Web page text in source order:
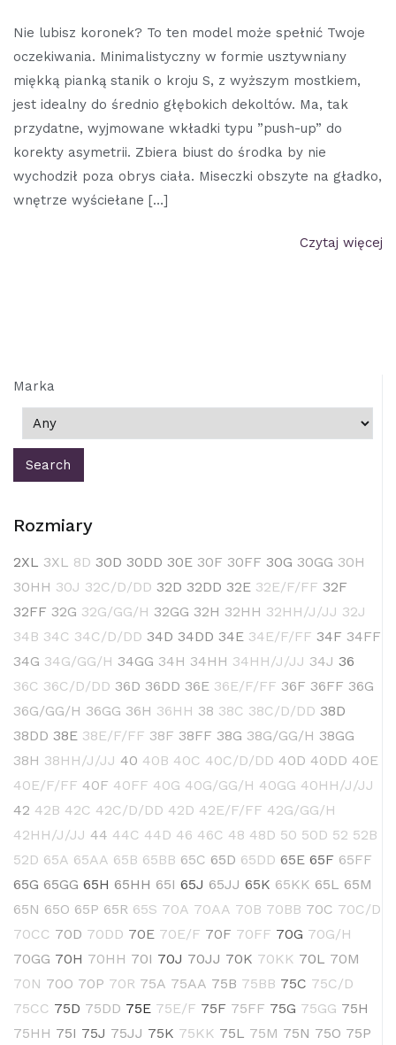
Nie lubisz koronek? To ten model może spełnić Twoje
oczekiwania. Minimalistyczny w formie usztywniany
miękką pianką stanik o kroju S, z wyższym mostkiem,
jest idealny do średnio głębokich dekoltów. Ma, tak
przydatne, wyjmowane wkładki typu ”push-up” do
korekty asymetrii. Zbiera biust do środka by nie
wychodził poza obrys ciała. Miseczki obszyte na gładko,
wnętrze wyściełane […]
Czytaj więcej
Marka
Rozmiary
2XL 3XL 8D 30D 30DD 30E 30F 30FF 30G 30GG 30H
30HH 30J 32C/D/DD 32D 32DD 32E 32E/F/FF 32F
32FF 32G 32G/GG/H 32GG 32H 32HH 32HH/J/JJ 32J
34B 34C 34C/D/DD 34D 34DD 34E 34E/F/FF 34F 34FF
34G 34G/GG/H 34GG 34H 34HH 34HH/J/JJ 34J 36
36C 36C/D/DD 36D 36DD 36E 36E/F/FF 36F 36FF 36G
36G/GG/H 36GG 36H 36HH 38 38C 38C/D/DD 38D
38DD 38E 38E/F/FF 38F 38FF 38G 38G/GG/H 38GG
38H 38HH/J/JJ 40 40B 40C 40C/D/DD 40D 40DD 40E
40E/F/FF 40F 40FF 40G 40G/GG/H 40GG 40HH/J/JJ
42 42B 42C 42C/D/DD 42D 42E/F/FF 42G/GG/H
42HH/J/JJ 44 44C 44D 46 46C 48 48D 50 50D 52 52B
52D 65A 65AA 65B 65BB 65C 65D 65DD 65E 65F 65FF
65G 65GG 65H 65HH 65I 65J 65JJ 65K 65KK 65L
65M
65N 65O 65P 65R 65S 70A 70AA 70B 70BB 70C 70C/D
70CC 70D 70DD 70E 70E/F 70F 70FF 70G 70G/H
70GG 70H 70HH 70I 70J 70JJ 70K 70KK 70L
70M
70N 70O 70P 70R 75A 75AA 75B 75BB 75C 75C/D
75CC 75D 75DD 75E 75E/F 75F 75FF 75G 75GG 75H
75HH 75I 75J 75JJ 75K 75KK 75L 75M 75N 75O 75P